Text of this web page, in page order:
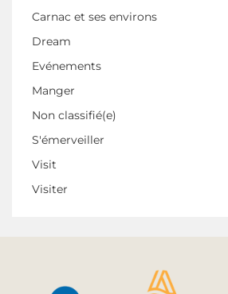
Carnac et ses environs
Dream
Evénements
Manger
Non classifié(e)
S'émerveiller
Visit
Visiter